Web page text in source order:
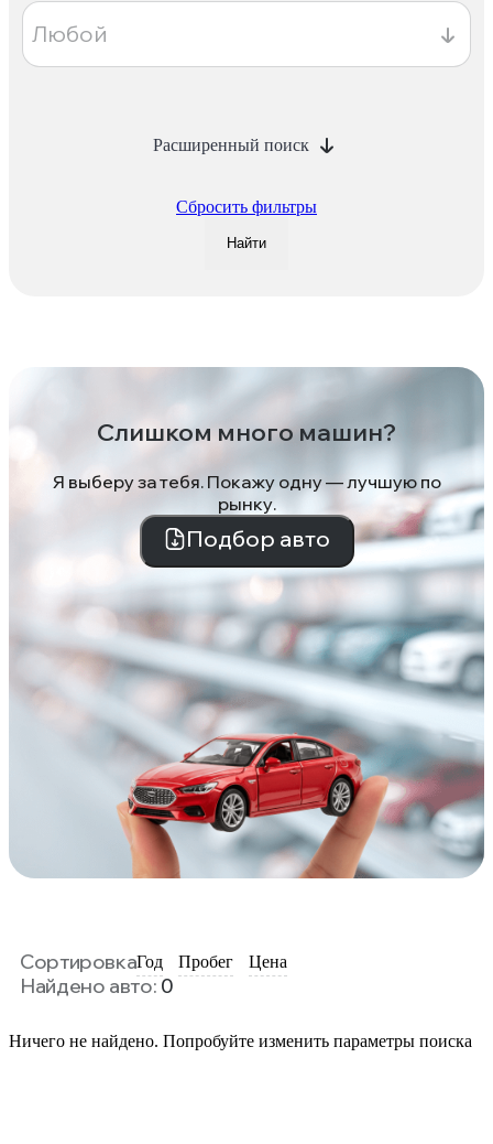
Расширенный поиск
Сбросить фильтры
Найти
Слишком много машин?
Я выберу за тебя. Покажу одну — лучшую по
рынку.
Подбор авто
СортировкаГод Пробег Цена
Найдено авто: 0
Ничего не найдено. Попробуйте изменить параметры поиска